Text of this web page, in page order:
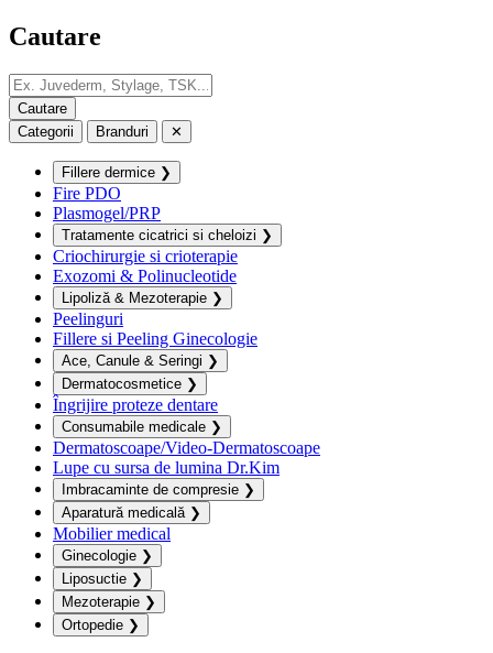
Cautare
Categorii Branduri ✕
Fillere dermice ❯
Fire PDO
Plasmogel/PRP
Tratamente cicatrici si cheloizi ❯
Criochirurgie si crioterapie
Exozomi & Polinucleotide
Lipoliză & Mezoterapie ❯
Peelinguri
Fillere si Peeling Ginecologie
Ace, Canule & Seringi ❯
Dermatocosmetice ❯
Îngrijire proteze dentare
Consumabile medicale ❯
Dermatoscoape/Video-Dermatoscoape
Lupe cu sursa de lumina Dr.Kim
Imbracaminte de compresie ❯
Aparatură medicală ❯
Mobilier medical
Ginecologie ❯
Liposuctie ❯
Mezoterapie ❯
Ortopedie ❯